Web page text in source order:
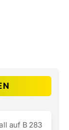
auf B 283